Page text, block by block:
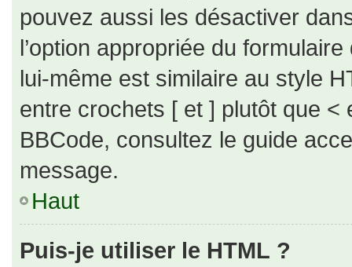
pouvez aussi les désactiver
l’option appropriée du
lui-même est similaire au style
entre crochets [ et ] plutôt que <
BBCode, consultez le guide
message.
Haut
Puis-je utiliser le HTML ?